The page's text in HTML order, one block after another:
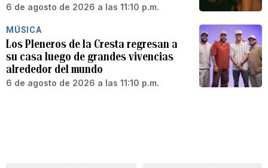
6 de agosto de 2026 a las 11:10 p.m.
MÚSICA
Los Pleneros de la Cresta regresan a
su casa luego de grandes vivencias
alrededor del mundo
6 de agosto de 2026 a las 11:10 p.m.